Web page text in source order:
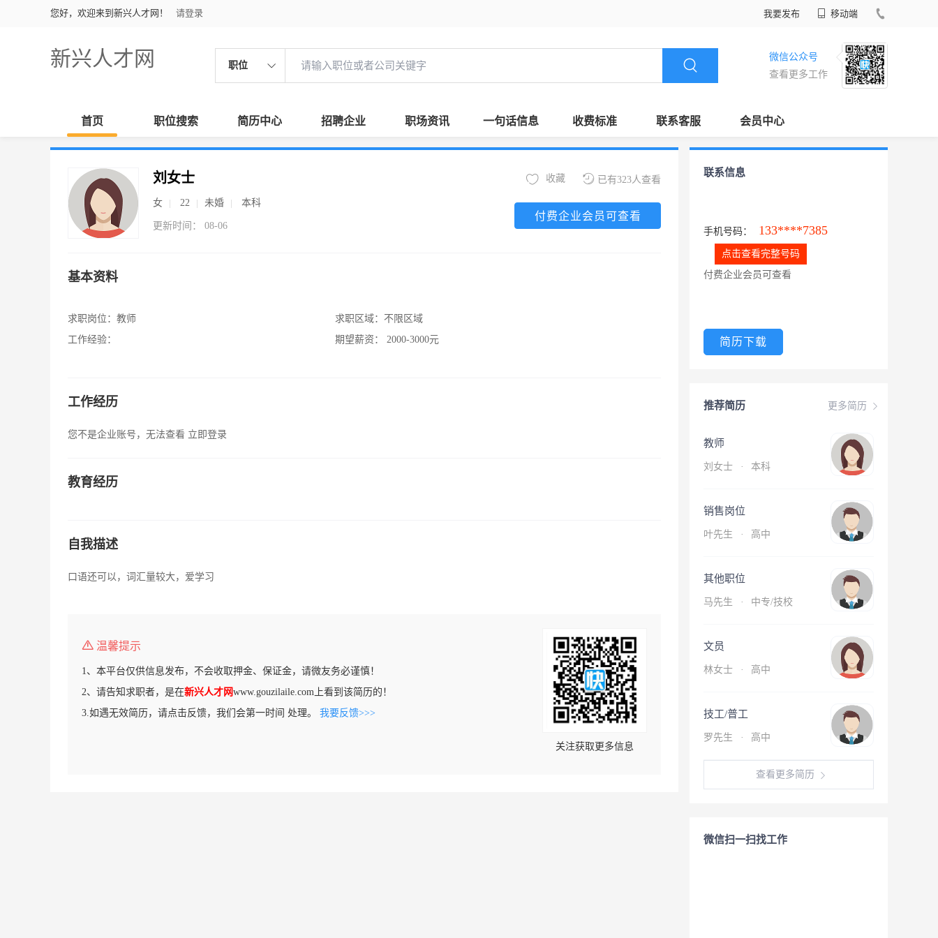
您好，欢迎来到新兴人才网！ 请登录 我要发布 移动端
新兴人才网 职位
微信公众号
查看更多工作
首页 职位搜索 简历中心 招聘企业 职场资讯 一句话信息 收费标准 联系客服 会员中心
刘女士
女 22 未婚 本科
更新时间： 08-06
已有323人查看
收藏
付费企业会员可查看
基本资料
求职岗位： 教师
工作经验：
求职区域： 不限区域
期望薪资：
2000-3000元
工作经历
您不是企业账号，无法查看 立即登录
教育经历
自我描述
口语还可以，词汇量较大，爱学习
温馨提示
1、本平台仅供信息发布，不会收取押金、保证金，请微友务必谨慎！
2、请告知求职者，是在新兴人才网www.gouzilaile.com上看到该简历的！
3.如遇无效简历，请点击反馈，我们会第一时间 处理。 我要反馈>>>
关注获取更多信息
联系信息
手机号码： 133****7385
点击查看完整号码
付费企业会员可查看
简历下载
更多简历
推荐简历
教师
刘女士 · 本科
销售岗位
叶先生 · 高中
其他职位
马先生 · 中专/技校
文员
林女士 · 高中
技工/普工
罗先生 · 高中
查看更多简历
微信扫一扫找工作